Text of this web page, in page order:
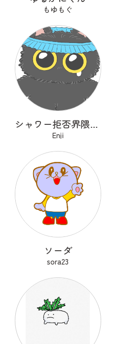
もゆもぐ
シャワー拒否界隈の子猫 ノワ
Enji
ソーダ
sora23